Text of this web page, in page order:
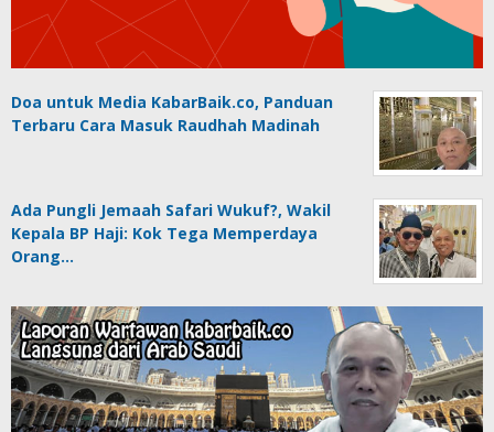
Doa untuk Media KabarBaik.co, Panduan
Terbaru Cara Masuk Raudhah Madinah
Ada Pungli Jemaah Safari Wukuf?, Wakil
Kepala BP Haji: Kok Tega Memperdaya
Orang…